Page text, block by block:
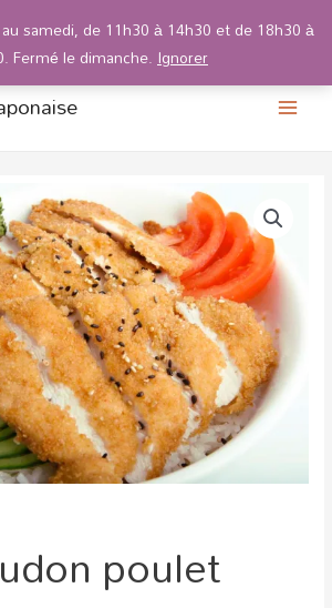
main
poulet
samedi, de 11h30 à 14h30 et de 18h30 à
Fermé le dimanche.Ignorer